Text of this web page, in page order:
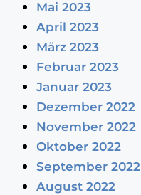
Mai 2023
April 2023
März 2023
Februar 2023
Januar 2023
Dezember 2022
November 2022
Oktober 2022
September 2022
August 2022